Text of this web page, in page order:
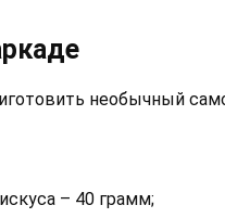
необычный
– 40 грамм;